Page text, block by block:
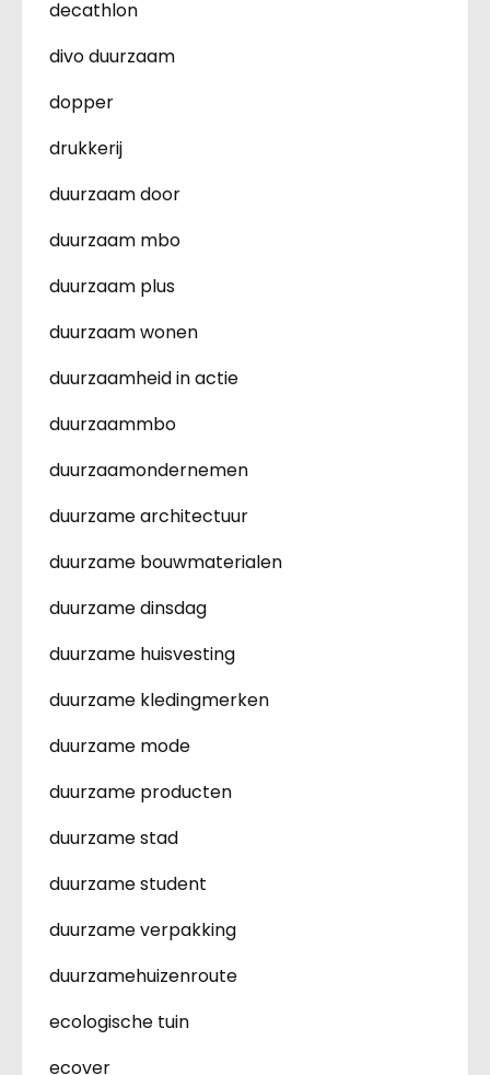
decathlon
divo duurzaam
dopper
drukkerij
duurzaam door
duurzaam mbo
duurzaam plus
duurzaam wonen
duurzaamheid in actie
duurzaammbo
duurzaamondernemen
duurzame architectuur
duurzame bouwmaterialen
duurzame dinsdag
duurzame huisvesting
duurzame kledingmerken
duurzame mode
duurzame producten
duurzame stad
duurzame student
duurzame verpakking
duurzamehuizenroute
ecologische tuin
ecover